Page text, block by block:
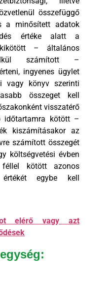
összefüggő
a minősített adatok
értéke alatt a
– általános
számított –
ingyenes ügylet
vagy könyv szerinti
összeget kell
visszatérő
időtartamra kötött –
kiszámításakor az
számított összegét
költségvetési évben
féllel kötött azonos
egybe kell
elérő vagy azt